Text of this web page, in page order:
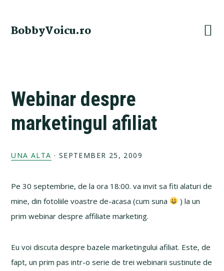
primary
main
primary
footer
BobbyVoicu.ro
Webinar despre
marketingul afiliat
UNA ALTA · SEPTEMBER 25, 2009
Pe 30 septembrie, de la ora 18:00. va invit sa fiti alaturi de
mine, din fotoliile voastre de-acasa (cum suna
) la un
prim webinar despre affiliate marketing.
Eu voi discuta despre bazele marketingului afiliat. Este, de
fapt, un prim pas intr-o serie de trei webinarii sustinute de